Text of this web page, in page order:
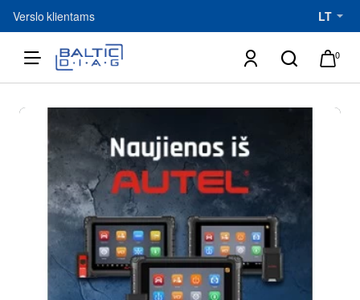
UAB
Baltic
Diagnostic
Service
Verslo klientams LT
0